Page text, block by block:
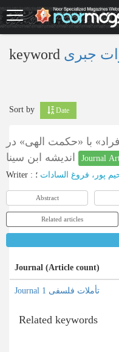
Skip
to
main
keyword
Sort by Date
با «حکمت الهی» در
Journal
Writer : پور، فروغ السادات ؛
Abstract
Related articles
Journal (Article count)
Journal تأملات فلسفی 1
Related keywords